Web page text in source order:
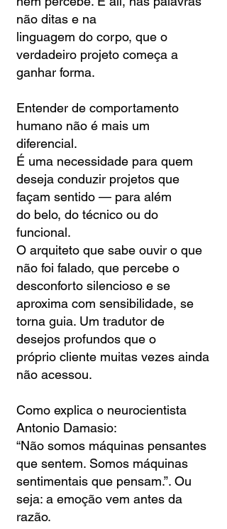
não ditas e na
linguagem do corpo, que o
verdadeiro projeto começa a
ganhar forma.
Entender de comportamento
humano não é mais um
diferencial.
É uma necessidade para quem
deseja conduzir projetos que
façam sentido — para além
do belo, do técnico ou do
funcional.
O arquiteto que sabe ouvir o que
não foi falado, que percebe o
desconforto silencioso e se
aproxima com sensibilidade, se
torna guia. Um tradutor de
desejos profundos que o
próprio cliente muitas vezes ainda
não acessou.
Como explica o neurocientista
Antonio Damasio:
“Não somos máquinas pensantes
que sentem. Somos máquinas
sentimentais que pensam.”. Ou
seja: a emoção vem antes da
razão.